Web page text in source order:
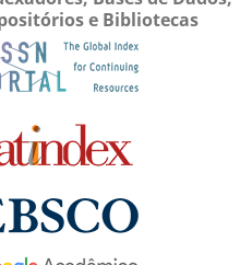
e Bibliotecas